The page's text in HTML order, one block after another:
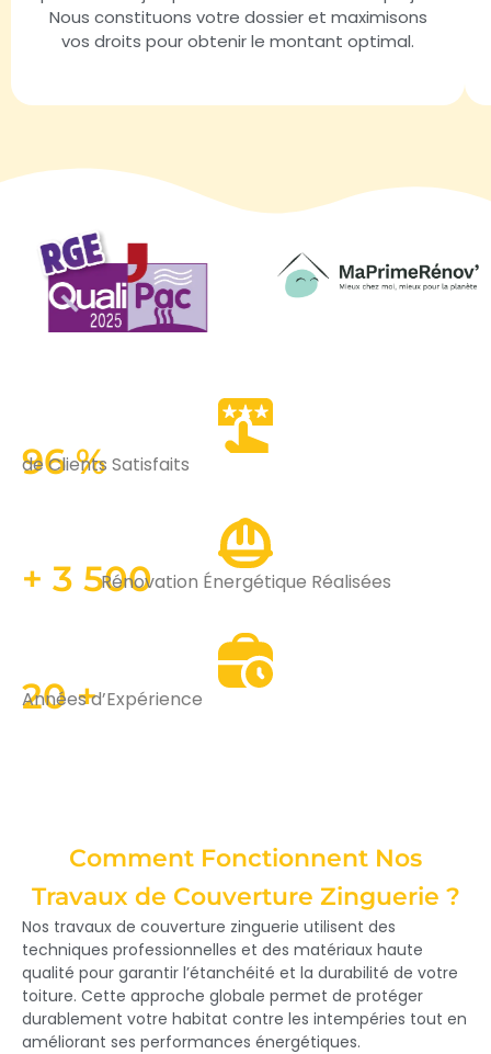
Nous constituons votre dossier et maximisons
vos droits pour obtenir le montant optimal.
96 %
de Clients Satisfaits
+ 3 500Rénovation Énergétique Réalisées
20 +
Années d’Expérience
Comment Fonctionnent Nos
Travaux de Couverture Zinguerie ?
Nos travaux de couverture zinguerie utilisent des
techniques professionnelles et des matériaux haute
qualité pour garantir l’étanchéité et la durabilité de votre
toiture. Cette approche globale permet de protéger
durablement votre habitat contre les intempéries tout en
améliorant ses performances énergétiques.